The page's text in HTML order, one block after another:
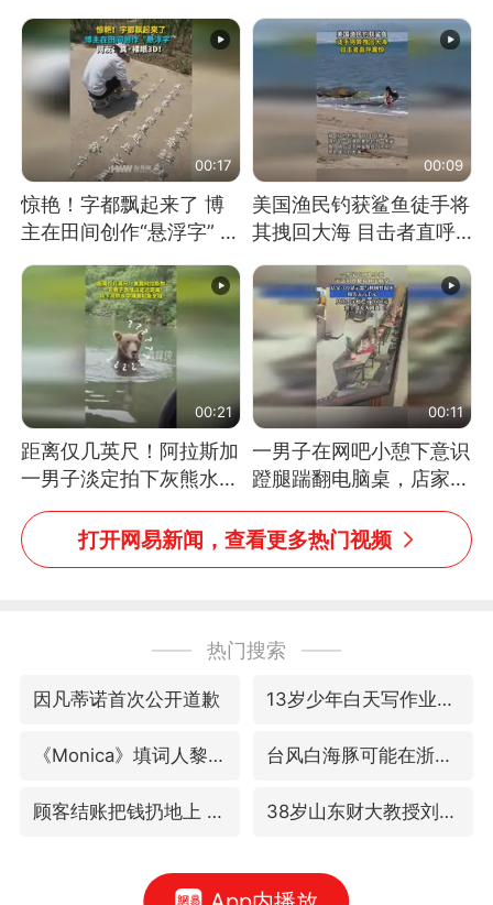
长大：挖了140多朵
顶跳舞。（新京报）
00:17
惊艳！字都飘起来了 博
主在田间创作“悬浮字” 网
友：真·裸眼3D！
00:09
美国渔民钓获鲨鱼徒手将
其拽回大海 目击者直呼
震惊 （视频来源：参考
消息）
00:21
距离仅几英尺！阿拉斯加
一男子淡定拍下灰熊水中
捕食鲑鱼全程
00:11
一男子在网吧小憩下意识
蹬腿踹翻电脑桌，店家3
台显示器与机械臂损坏
打开网易新闻，查看更多热门视频
热门搜索
因凡蒂诺首次公开道歉 13岁少年白天写作业晚上夜市炒粉
《Monica》填词人黎彼得去世 台风白海豚可能在浙江登陆
顾客结账把钱扔地上 服务员霸气扔回 38岁山东财大教授刘海明逝世